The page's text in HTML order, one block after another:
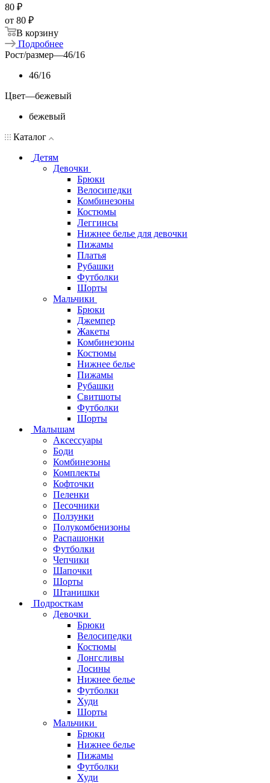
80 ₽
от 80 ₽
В корзину
Подробнее
Рост/размер—46/16
46/16
Цвет—бежевый
бежевый
Каталог
Детям
Девочки
Брюки
Велосипедки
Комбинезоны
Костюмы
Леггинсы
Нижнее белье для девочки
Пижамы
Платья
Рубашки
Футболки
Шорты
Мальчики
Брюки
Джемпер
Жакеты
Комбинезоны
Костюмы
Нижнее белье
Пижамы
Рубашки
Свитшоты
Футболки
Шорты
Малышам
Аксессуары
Боди
Комбинезоны
Комплекты
Кофточки
Пеленки
Песочники
Ползунки
Полукомбенизоны
Распашонки
Футболки
Чепчики
Шапочки
Шорты
Штанишки
Подросткам
Девочки
Брюки
Велосипедки
Костюмы
Лонгсливы
Лосины
Нижнее белье
Футболки
Худи
Шорты
Мальчики
Брюки
Нижнее белье
Пижамы
Футболки
Худи